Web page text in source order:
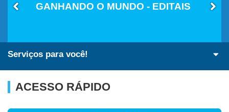
GANHANDO O MUNDO - EDITAIS
Serviços para você!
ACESSO RÁPIDO